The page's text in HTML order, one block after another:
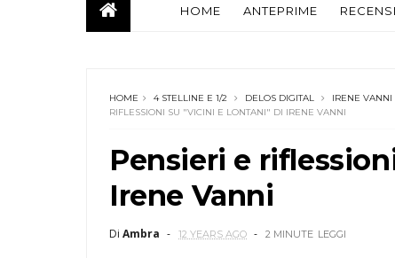
HOME ANTEPRIME
HOME 4 STELLINE E 1/2 DELOS DIGITAL IRENE VANNI
RIFLESSIONI SU "VICINI E LONTANI" DI IRENE VANNI
Pensieri e
Irene Vanni
Di Ambra 12 YEARS AGO 2 MINUTE LEGGI